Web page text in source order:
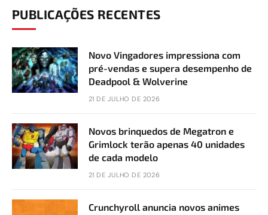
PUBLICAÇÕES RECENTES
Novo Vingadores impressiona com
pré-vendas e supera desempenho de
Deadpool & Wolverine
21 DE JULHO DE 2026
Novos brinquedos de Megatron e
Grimlock terão apenas 40 unidades
de cada modelo
21 DE JULHO DE 2026
Crunchyroll anuncia novos animes